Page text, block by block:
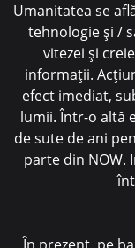
Umanitatea se
tehnologie și /
vitezei și
informații.
efect imediat,
lumii. Într-o altă
de sute de ani
parte din NOW.